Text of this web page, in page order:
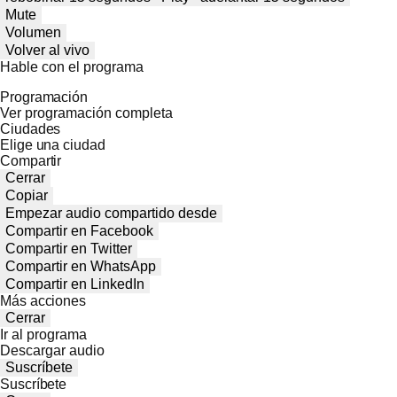
Mute
Volumen
Volver al vivo
Hable con el programa
Programación
Ver programación completa
Ciudades
Elige una ciudad
Compartir
Cerrar
Copiar
Empezar audio compartido desde
Compartir en Facebook
Compartir en Twitter
Compartir en WhatsApp
Compartir en LinkedIn
Más acciones
Cerrar
Ir al programa
Descargar audio
Suscríbete
Suscríbete